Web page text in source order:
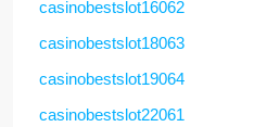
casinobestslot16062
casinobestslot18063
casinobestslot19064
casinobestslot22061